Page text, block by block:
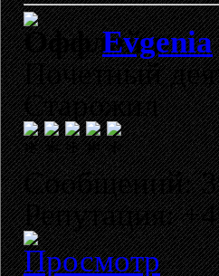
Evgenia
Почетный
Старожил
Сообщений:
Репутация: